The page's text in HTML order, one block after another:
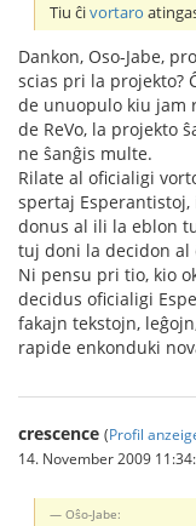
Tiu ĉivortaro
Dankon, Oso-Jabe,
scias pri la projekto?
de unuopulo kiu jam
de ReVo, la projekto
ne ŝanĝis multe.
Rilate al oficialigi
spertaj
donus al ili la eblon
tuj doni la decidon al
Ni pensu pri tio, kio
decidus oficialigi
fakajn tekstojn,
rapide enkonduki
crescence (Profil
14. November 2009
Oŝo-Jabe: